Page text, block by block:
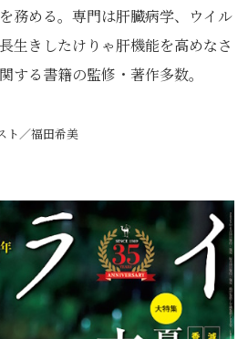
務める。専門は肝臓病学、ウイル
生きしたけりゃ肝機能を高めなさ
する書籍の監修・著作多数。
ト／福田希美